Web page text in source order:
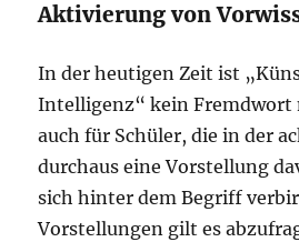
Aktivierung von
In der heutigen Zeit ist
Intelligenz“ kein Fremdwort
auch für Schüler, die in der
durchaus eine Vorstellung
sich hinter dem Begriff
Vorstellungen gilt es